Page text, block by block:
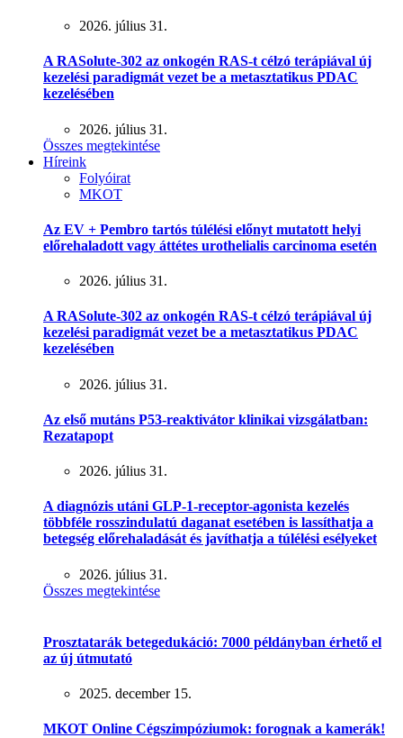
2026. július 31.
A RASolute-302 az onkogén RAS-t célzó terápiával új
kezelési paradigmát vezet be a metasztatikus PDAC
kezelésében
2026. július 31.
Összes megtekintése
Híreink
Folyóirat
MKOT
Az EV + Pembro tartós túlélési előnyt mutatott helyi
előrehaladott vagy áttétes urothelialis carcinoma esetén
2026. július 31.
A RASolute-302 az onkogén RAS-t célzó terápiával új
kezelési paradigmát vezet be a metasztatikus PDAC
kezelésében
2026. július 31.
Az első mutáns P53-reaktivátor klinikai vizsgálatban:
Rezatapopt
2026. július 31.
A diagnózis utáni GLP-1-receptor-agonista kezelés
többféle rosszindulatú daganat esetében is lassíthatja a
betegség előrehaladását és javíthatja a túlélési esélyeket
2026. július 31.
Összes megtekintése
Prosztatarák betegedukáció: 7000 példányban érhető el
az új útmutató
2025. december 15.
MKOT Online Cégszimpóziumok: forognak a kamerák!